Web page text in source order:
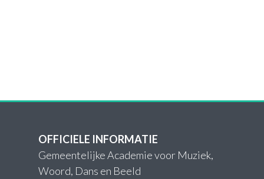
OFFICIELE INFORMATIE
Gemeentelijke Academie voor Muziek,
Woord, Dans en Beeld